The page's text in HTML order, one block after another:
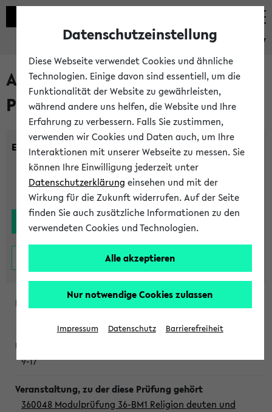
eKVV
Alle noch stattfindenden
Prüfungen
Einrichtung:
9-17
360048 Modulprüfung 36-BM1 Religion deuten und
Datenschutzeinstellung
Diese Webseite verwendet Cookies und ähnliche
Technologien. Einige davon sind essentiell, um die
Funktionalität der Website zu gewährleisten,
während andere uns helfen, die Website und Ihre
Erfahrung zu verbessern. Falls Sie zustimmen,
verwenden wir Cookies und Daten auch, um Ihre
Interaktionen mit unserer Webseite zu messen. Sie
können Ihre Einwilligung jederzeit unter
Datenschutzerklärung einsehen und mit der
Wirkung für die Zukunft widerrufen. Auf der Seite
finden Sie auch zusätzliche Informationen zu den
verwendeten Cookies und Technologien.
Alle akzeptieren
Nur notwendige Cookies zulassen
Impressum Datenschutz Barrierefreiheit